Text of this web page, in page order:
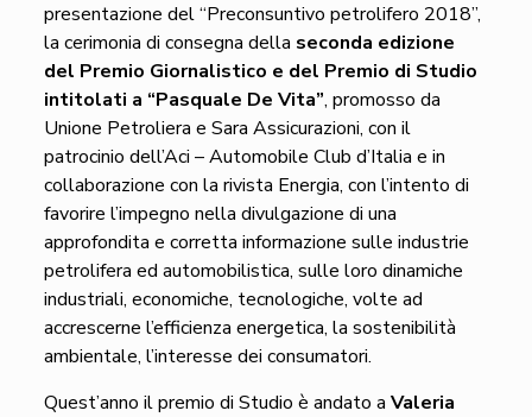
presentazione del “Preconsuntivo petrolifero 2018”,
la cerimonia di consegna della seconda edizione
del Premio Giornalistico e del Premio di Studio
intitolati a “Pasquale De Vita”, promosso da
Unione Petroliera e Sara Assicurazioni, con il
patrocinio dell’Aci – Automobile Club d’Italia e in
collaborazione con la rivista Energia, con l’intento di
favorire l’impegno nella divulgazione di una
approfondita e corretta informazione sulle industrie
petrolifera ed automobilistica, sulle loro dinamiche
industriali, economiche, tecnologiche, volte ad
accrescerne l’efficienza energetica, la sostenibilità
ambientale, l’interesse dei consumatori.
Quest’anno il premio di Studio è andato a Valeria